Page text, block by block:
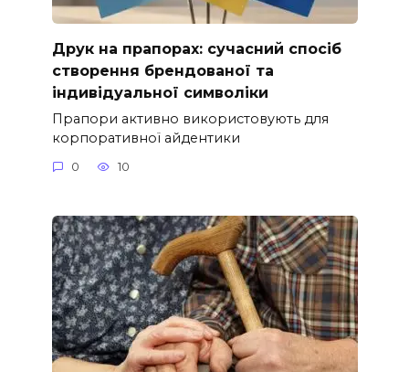
Друк на прапорах: сучасний спосіб
створення брендованої та
індивідуальної символіки
Прапори активно використовують для
корпоративної айдентики
0 10